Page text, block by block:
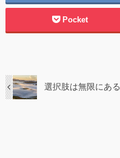
Pocket
選択肢は無限にある